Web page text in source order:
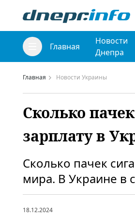
Главная
Новости
Днепра
Главная Новости Украины
Сколько
зарплату в
Сколько пачек
мира. В Украине в
18.12.2024